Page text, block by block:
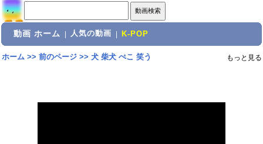
動画 ホーム 人気の動画 K-POP
ホーム>> 前のページ>> 犬 柴犬 ぺこ 笑う もっと見る